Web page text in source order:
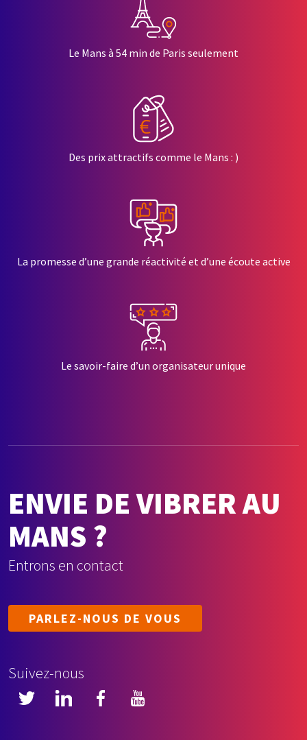
Le Mans à 54 min de Paris seulement
Des prix attractifs comme le Mans : )
La promesse d’une grande réactivité et d’une écoute active
Le savoir-faire d’un organisateur unique
ENVIE DE VIBRER AU
MANS ?
Entrons en contact
PARLEZ-NOUS DE VOUS
Suivez-nous